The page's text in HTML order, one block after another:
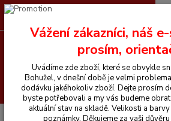
+420 605 255 500
Vše pro jezdce Jezdecké boty
Vážení zákazníci, náš
prosím,
Uvádíme zde zboží, které se obvykle
Bohužel, v dnešní době je velmi
dodávku jakéhokoliv zboží. Dejte prosím
byste potřebovali a my vás budeme
aktuální stav na skladě. Velikosti a
poznámky. Děkujeme za vaši